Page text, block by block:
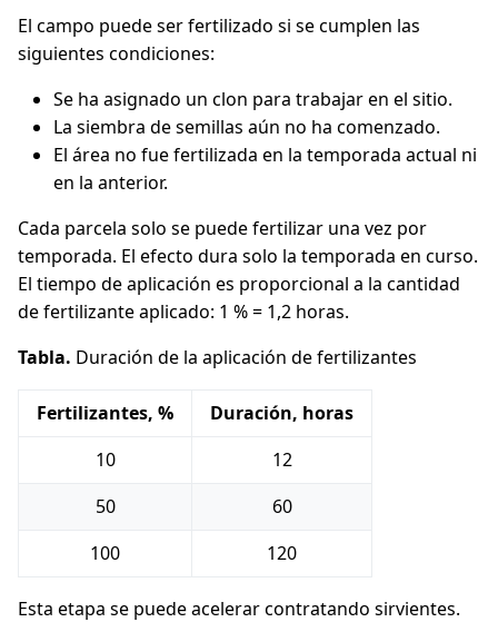
El campo puede ser fertilizado si se cumplen las
siguientes condiciones:
Se ha asignado un clon para trabajar en el sitio.
La siembra de semillas aún no ha comenzado.
El área no fue fertilizada en la temporada actual ni
en la anterior.
Cada parcela solo se puede fertilizar una vez por
temporada. El efecto dura solo la temporada en curso.
El tiempo de aplicación es proporcional a la cantidad
de fertilizante aplicado: 1 % = 1,2 horas.
Tabla. Duración de la aplicación de fertilizantes
Fertilizantes, %
Duración, horas
10
12
50
60
100
120
Esta etapa se puede acelerar contratando sirvientes.